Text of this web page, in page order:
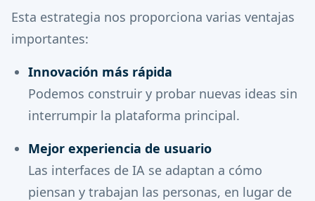
Esta estrategia nos proporciona varias ventajas
importantes:
Innovación más rápida
Podemos construir y probar nuevas ideas sin
interrumpir la plataforma principal.
Mejor experiencia de usuario
Las interfaces de IA se adaptan a cómo
piensan y trabajan las personas, en lugar de